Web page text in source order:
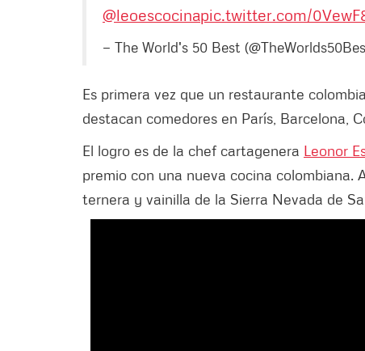
@leoescocinapic.twitter.com/
— The World's 50 Best
Es primera vez que un restaurante
destacan comedores en París, Barcelona,
El logro es de la chef cartagenera Leonor
premio con una nueva cocina colombiana.
ternera y vainilla de la Sierra Nevada de